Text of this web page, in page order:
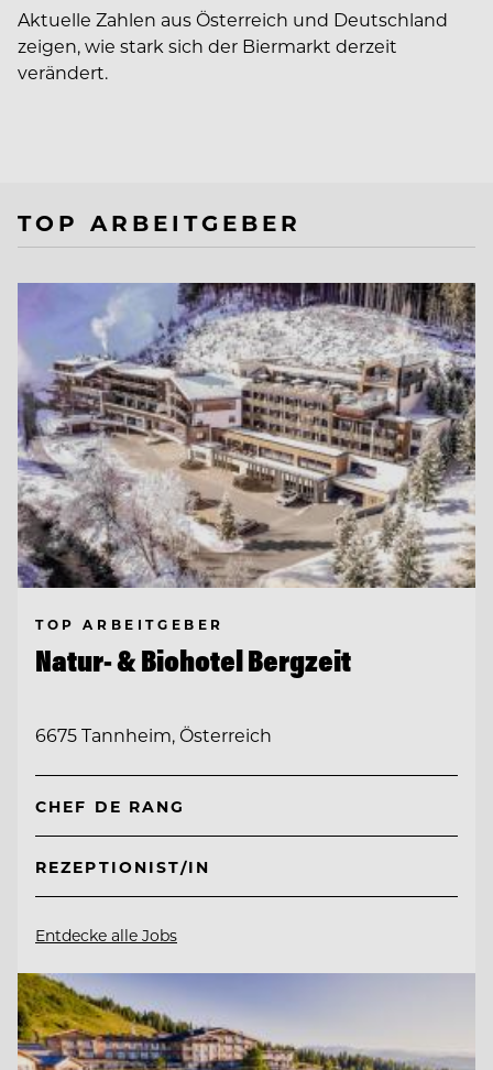
Aktuelle Zahlen aus Österreich und Deutschland
zeigen, wie stark sich der Biermarkt derzeit
verändert.
TOP ARBEITGEBER
TOP ARBEITGEBER
Natur- & Biohotel Bergzeit
6675 Tannheim, Österreich
CHEF DE RANG
REZEPTIONIST/IN
Entdecke alle Jobs